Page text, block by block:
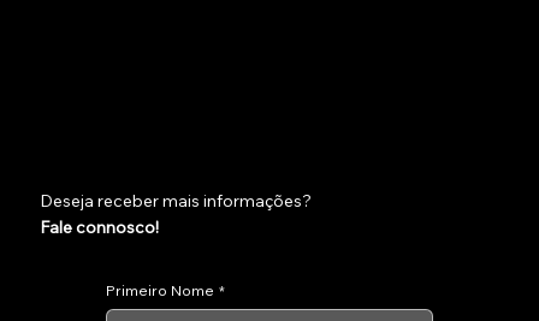
Deseja receber mais informações?
Fale connosco!
Primeiro Nome *